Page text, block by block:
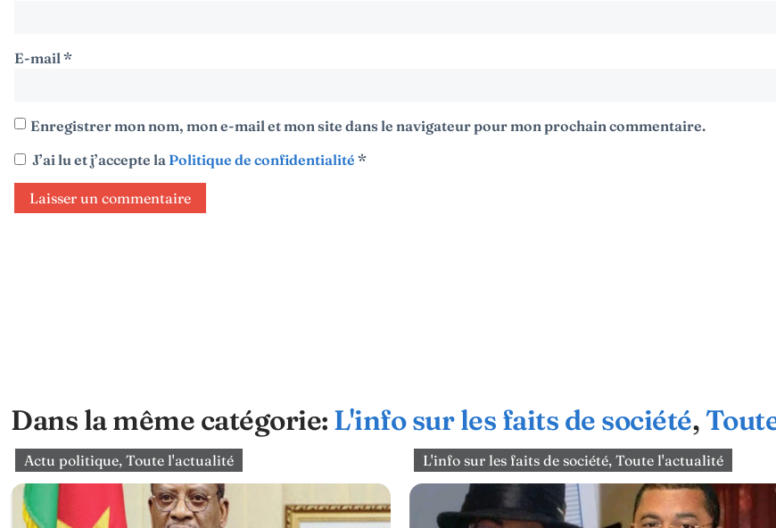
E-mail *
Enregistrer mon nom, mon e-mail et mon site dans le navigateur pour mon prochain commentaire.
J’ai lu et j’accepte la Politique de confidentialité *
Dans la même catégorie: L'info sur les faits de société,
Actu politique, Toute l'actualité L'info sur les faits de société, Toute l'actualité